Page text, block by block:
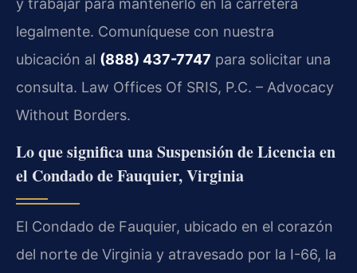
y trabajar para mantenerlo en la carretera
legalmente. Comuníquese con nuestra
ubicación al (888) 437-7747 para solicitar una
consulta. Law Offices Of SRIS, P.C. – Advocacy
Without Borders.
Lo que significa una Suspensión de Licencia en
el Condado de Fauquier, Virginia
El Condado de Fauquier, ubicado en el corazón
del norte de Virginia y atravesado por la I-66, la